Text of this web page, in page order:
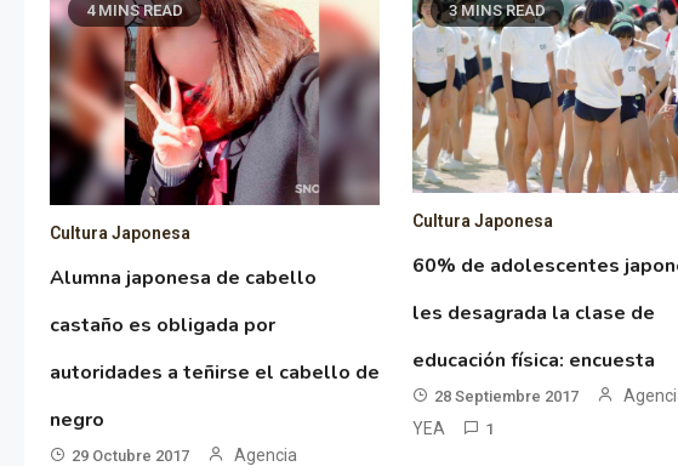
4 MINS READ
Cultura Japonesa
Alumna japonesa de cabello
castaño es obligada por
autoridades a teñirse el cabello de
negro
29 Octubre 2017
Agencia
3 MINS READ
Cultura Japonesa
60% de adolescentes
les desagrada la clase de
educación física: encuesta
28 Septiembre 2017
YEA
1